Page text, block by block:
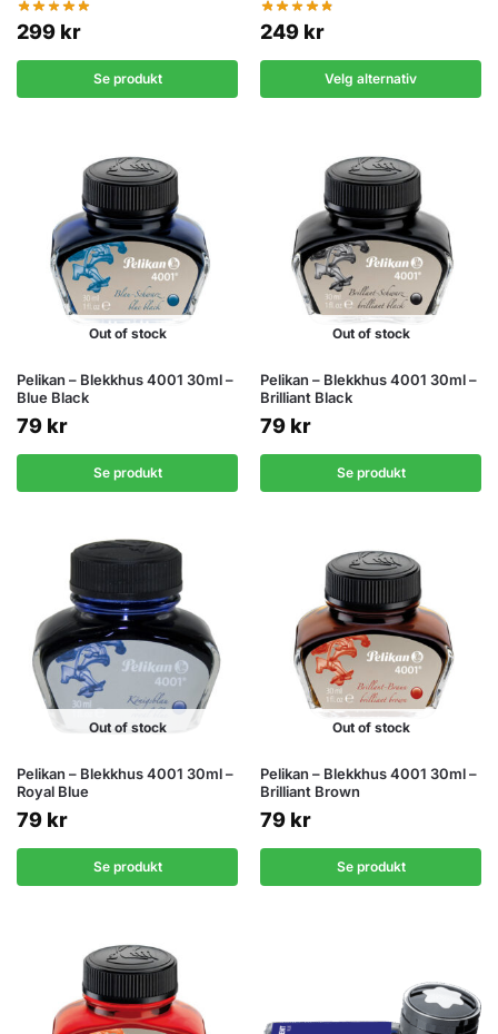
299 kr
Se produkt
249 kr
Velg alternativ
Out of stock
Pelikan – Blekkhus 4001 30ml –
Blue Black
79 kr
Se produkt
Out of stock
Pelikan – Blekkhus 4001 30ml –
Brilliant Black
79 kr
Se produkt
Out of stock
Pelikan – Blekkhus 4001 30ml –
Royal Blue
79 kr
Se produkt
Out of stock
Pelikan – Blekkhus 4001 30ml –
Brilliant Brown
79 kr
Se produkt